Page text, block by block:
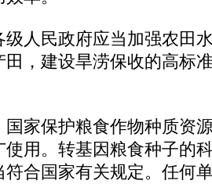
民政府应当加强农田
，建设旱涝保收的高标
保护粮食作物种质资
用。转基因粮食种子的
合国家有关规定。任何